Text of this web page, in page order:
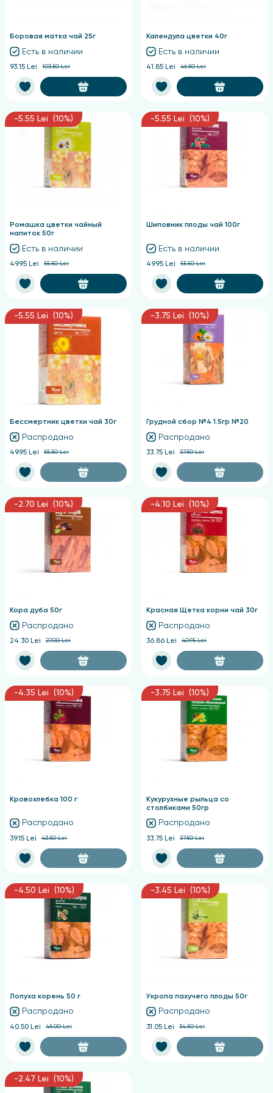
Боровая матка чай 25г
Есть в наличии
93.15 Lei 103.50 Lei
Календула цветки 40г
Есть в наличии
41.85 Lei 46.50 Lei
-5.55 Lei (10%)
Ромашка цветки чайный
напиток 50г
Есть в наличии
49.95 Lei 55.50 Lei
-5.55 Lei (10%)
Шиповник плоды чай 100г
Есть в наличии
49.95 Lei 55.50 Lei
-5.55 Lei (10%)
Бессмертник цветки чай 30г
Распродано
49.95 Lei 55.50 Lei
-3.75 Lei (10%)
Грудной сбор №4 1.5гр №20
Распродано
33.75 Lei 37.50 Lei
-2.70 Lei (10%)
Кора дуба 50г
Распродано
24.30 Lei 27.00 Lei
-4.10 Lei (10%)
Красная Щетка корни чай 30г
Распродано
36.86 Lei 40.95 Lei
-4.35 Lei (10%)
Кровохлебка 100 г
Распродано
39.15 Lei 43.50 Lei
-3.75 Lei (10%)
Кукурузные рыльца со
столбиками 50гр
Распродано
33.75 Lei 37.50 Lei
-4.50 Lei (10%)
Лопуха корень 50 г
Распродано
40.50 Lei 45.00 Lei
-3.45 Lei (10%)
Укропа пахучего плоды 50г
Распродано
31.05 Lei 34.50 Lei
-2.47 Lei (10%)